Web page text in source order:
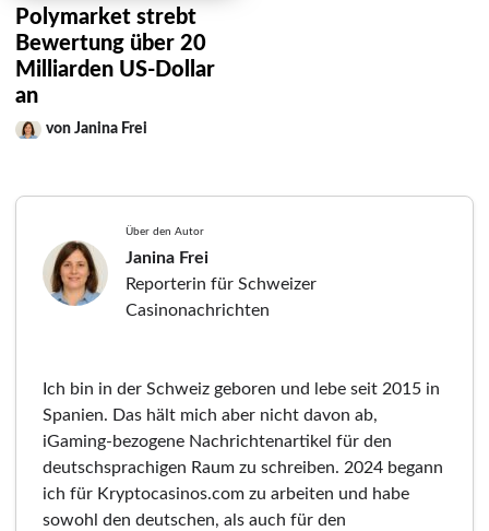
Polymarket strebt
Bewertung über 20
Milliarden US-Dollar
an
von Janina Frei
Über den Autor
Janina Frei
Reporterin für Schweizer
Casinonachrichten
Ich bin in der Schweiz geboren und lebe seit 2015 in
Spanien. Das hält mich aber nicht davon ab,
iGaming-bezogene Nachrichtenartikel für den
deutschsprachigen Raum zu schreiben. 2024 begann
ich für Kryptocasinos.com zu arbeiten und habe
sowohl den deutschen, als auch für den